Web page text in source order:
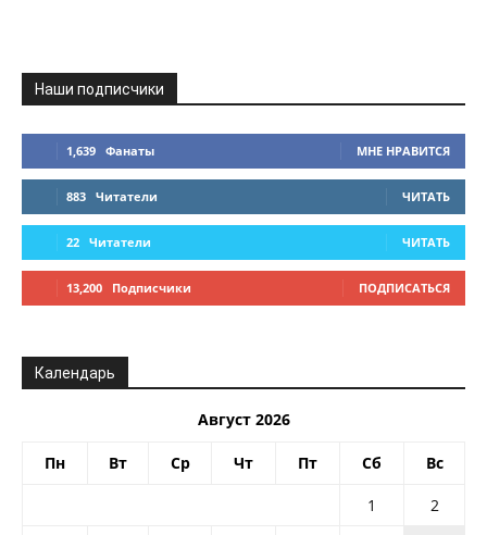
Наши подписчики
1,639 Фанаты МНЕ НРАВИТСЯ
883 Читатели ЧИТАТЬ
22 Читатели ЧИТАТЬ
13,200 Подписчики ПОДПИСАТЬСЯ
Календарь
Август 2026
Пн Вт Ср Чт Пт Сб Вс
1
2